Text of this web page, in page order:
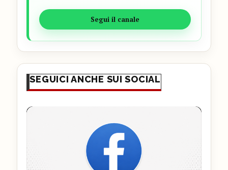
Segui il canale
SEGUICI ANCHE SUI SOCIAL